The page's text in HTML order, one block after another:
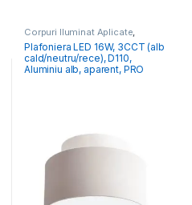
Corpuri Iluminat Aplicate,
Iluminat Modern
Plafoniera LED 16W, 3CCT (alb
cald/neutru/rece), D110,
Aluminiu alb, aparent, PRO